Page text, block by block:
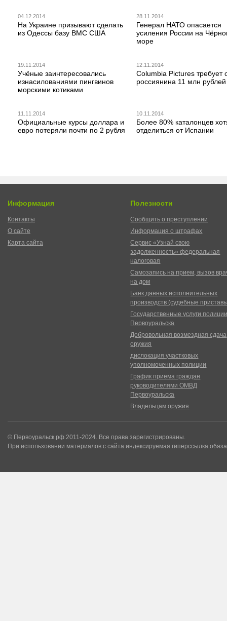
04.12.2014
На Украине призывают сделать
из Одессы базу ВМС США
28.11.2014
Генерал НАТО опасается
усиления России на
море
19.11.2014
Учёные заинтересовались
изнасилованиями пингвинов
морскими котиками
12.11.2014
Columbia Pictures требует
россиянина 11 млн рублей
11.11.2014
Официальные курсы доллара и
евро потеряли почти по 2 рубля
10.11.2014
Более 80% каталонцев
отделиться от Испании
Информация
Контакты
О сайте
Карта сайта
Полезности
Сообщить о преступлении
Информация о штрафах
Сервис «Узнай свою
задолженность» федеральная
налоговая
Самозапись на прием, вызов
на дом
Банк данных исполнительных
производств (судебные
Государственные услуги
Первоуральска
Добровольная возмездная сдача
оружия
дислокация участковых
уполномоченных полиции
График приема граждан
руководителями ОМВД
Первоуральска
Владельцам оружия
© Первоуральск.рф 2011-2024. Все права зарегистрированы.
При использовании материалов с сайта индексируемая гиперссылка